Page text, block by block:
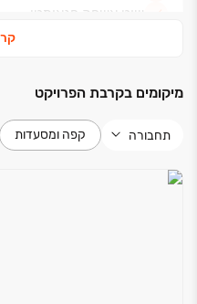
שוט אשפה פנאומטי
צבע אקרילי בקירות
מרפסת שמש עם מעקה
מיקומים בקרבת הפרויקט
תחבורה קפה ומסעדות